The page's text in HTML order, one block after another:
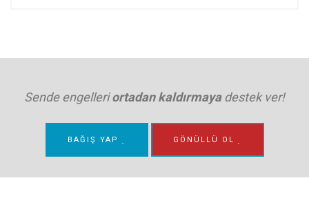
Sende engelleriortadan kaldırmayadestek ver!
BAĞIŞ YAP GÖNÜLLÜ OL